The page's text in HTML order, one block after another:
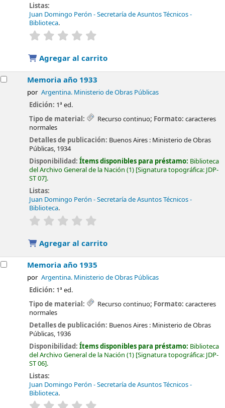
Listas:
Juan Domingo Perón - Secretaría de Asuntos Técnicos -
Biblioteca.
valoración
Agregar al carrito
Memoria año 1933
por Argentina. Ministerio de Obras Públicas
Edición: 1ª ed.
Tipo de material:
Recurso continuo; Formato: caracteres
normales
Detalles de publicación: Buenos Aires : Ministerio de Obras
Públicas, 1934
Disponibilidad:Ítems disponibles para préstamo: Biblioteca
del Archivo General de la Nación (1) Signatura topográfica: JDP-
ST 07 .
Listas:
Juan Domingo Perón - Secretaría de Asuntos Técnicos -
Biblioteca.
valoración
Agregar al carrito
Memoria año 1935
por Argentina. Ministerio de Obras Públicas
Edición: 1ª ed.
Tipo de material:
Recurso continuo; Formato: caracteres
normales
Detalles de publicación: Buenos Aires : Ministerio de Obras
Públicas, 1936
Disponibilidad:Ítems disponibles para préstamo: Biblioteca
del Archivo General de la Nación (1) Signatura topográfica: JDP-
ST 06 .
Listas:
Juan Domingo Perón - Secretaría de Asuntos Técnicos -
Biblioteca.
valoración